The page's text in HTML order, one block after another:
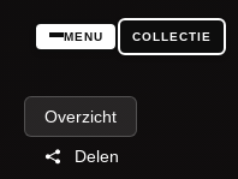
MENU COLLECTIE
Overzicht
Delen